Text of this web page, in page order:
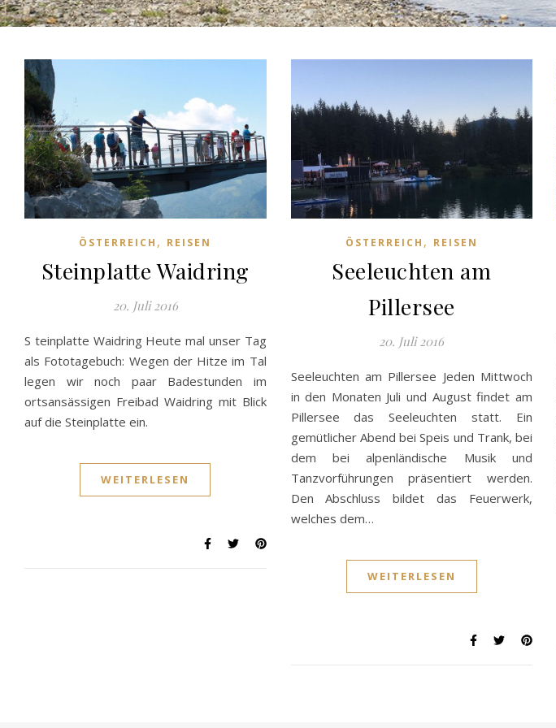
ÖSTERREICH , REISEN
Steinplatte Waidring
20. Juli 2016
S teinplatte Waidring Heute mal unser Tag
als Fototagebuch: Wegen der Hitze im Tal
legen wir noch paar Badestunden im
ortsansässigen Freibad Waidring mit Blick
auf die Steinplatte ein.
WEITERLESEN
ÖSTERREICH , REISEN
Seeleuchten am
Pillersee
20. Juli 2016
Seeleuchten am Pillersee Jeden Mittwoch
in den Monaten Juli und August findet am
Pillersee das Seeleuchten statt. Ein
gemütlicher Abend bei Speis und Trank, bei
dem bei alpenländische Musik und
Tanzvorführungen präsentiert werden.
Den Abschluss bildet das Feuerwerk,
welches dem…
WEITERLESEN